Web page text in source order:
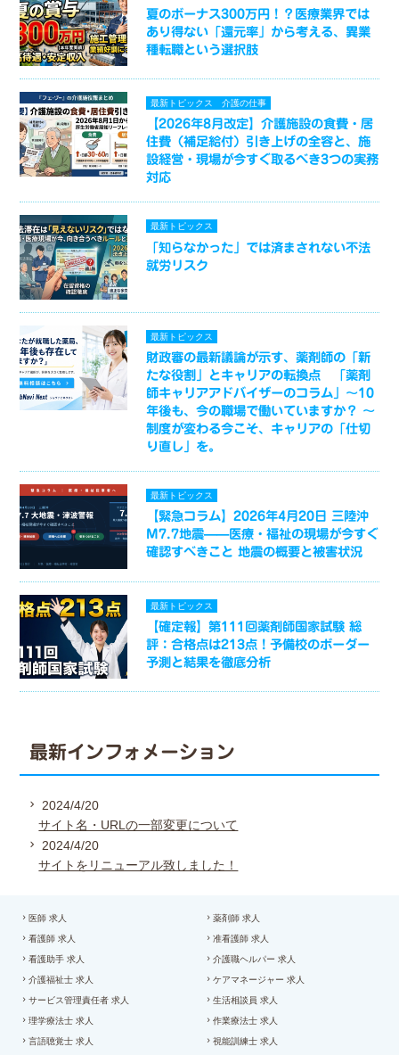
夏のボーナス300万円！？医療業界では
あり得ない「還元率」から考える、異業
種転職という選択肢
最新トピックス 介護の仕事
【2026年8月改定】介護施設の食費・居
住費（補足給付）引き上げの全容と、施
設経営・現場が今すぐ取るべき3つの実務
対応
最新トピックス
「知らなかった」では済まされない不法
就労リスク
最新トピックス
財政審の最新議論が示す、薬剤師の「新
たな役割」とキャリアの転換点 「薬剤
師キャリアアドバイザーのコラム」～10
年後も、今の職場で働いていますか？ ～
制度が変わる今こそ、キャリアの「仕切
り直し」を。
最新トピックス
【緊急コラム】2026年4月20日 三陸沖
M7.7地震——医療・福祉の現場が今すぐ
確認すべきこと 地震の概要と被害状況
最新トピックス
【確定報】第111回薬剤師国家試験 総
評：合格点は213点！予備校のボーダー
予測と結果を徹底分析
最新インフォメーション
2024/4/20
サイト名・URLの一部変更について
2024/4/20
サイトをリニューアル致しました！
医師 求人 薬剤師 求人
看護師 求人 准看護師 求人
看護助手 求人 介護職ヘルパー 求人
介護福祉士 求人 ケアマネージャー 求人
サービス管理責任者 求人 生活相談員 求人
理学療法士 求人 作業療法士 求人
言語聴覚士 求人 視能訓練士 求人